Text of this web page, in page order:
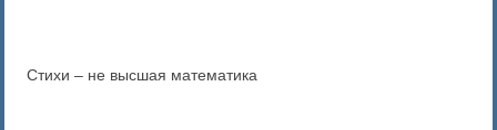
Стихи – не высшая математика